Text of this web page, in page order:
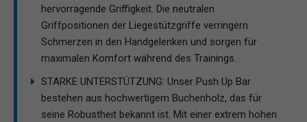
hervorragende Griffigkeit. Die neutralen
Griffpositionen der Liegestützgriffe verringern
Schmerzen in den Handgelenken und sorgen für
maximalen Komfort während des Trainings.
STARKE UNTERSTÜTZUNG: Unser Push Up Bar
bestehen aus hochwertigem Buchenholz, das für
seine Robustheit bekannt ist. Mit einer extrem hohen